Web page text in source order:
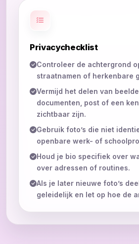
Privacychecklist
Controleer de achtergrond
straatnamen of herkenbare
Vermijd het delen van
documenten, post of een
zichtbaar zijn.
Gebruik foto’s die niet
openbare werk- of
Houd je bio specifiek over
over adressen of routines.
Als je later nieuwe foto’s
geleidelijk en let op hoe de